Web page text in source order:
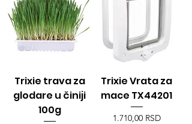
Trixie trava za
glodare u činiji
100g
Trixie Vrata za
mace TX44201
Price
1.710,00 RSD